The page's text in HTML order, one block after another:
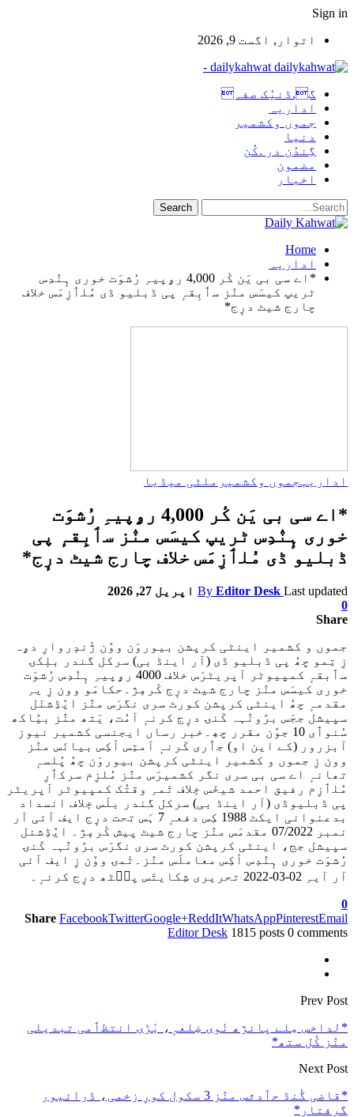
Sign in
اتوار, اگست 9, 2026
dailykahwat -
گ.ڈنیُک صفہ
اداریہ
جموں وکشمیر
دنیا
گِندُن در .کُن
مضمون
اخبار
Home
اداریہ
*اے سی بی یَن کٔر 4,000 رۄپیہِ رُشوَت خوری ہٕنٛدِس
ٹریپ کیسَس منٛز سٲبِقہٕ پی ڈبلیو ڈی مُلٲزِمَس خلاف
چارج شیٹ درٕج*
اداریہ جموں وکشمیر ملٹی میڈیا
*اے سی بی یَن کٔر 4,000 رۄپیہِ رُشوَت
خوری ہٕنٛدِس ٹریپ کیسَس منٛز سٲبِقہٕ پی
ڈبلیو ڈی مُلٲزِمَس خلاف چارج شیٹ درٕج*
By Editor Desk Last updated
اپریل 27, 2026
0
Share
جموں و کشمیر اینٹی کرپشن بیوروَن ووٚن ژٔندٕروارِ دۄہ
زِ تِمو چھُ پی ڈبلیو ڈی (آر اینڈ بی) سرکل گندر بلٕکۍ
سٲبقہٕ کمپیوٹر آپریٹرَس خلاف 4000 رۄپیہِ ہٕنٛدِس رُشوَت
خوری کیسَس منٛز چارج شیٹ درٕج کٔرمٕژ۔حکامَو وون زِ یہِ
مقدمہٕ چھُ اینٹی کرپشن کورٹ سری نگرَس منٛز ایٚڈِشنَل
سپیشل ججَس برٛونٛہہ کَنۍ درٕج کرنہٕ آمُت، یَتھ منٛز بیٛاکھ
سُنوٲی 10 جوٗن مقرر چھِ۔خبر رساں ایجنسی کشمیر نیوز
آبزرور (کے این او) جٲری کَرنہٕ آمتِس أکِس بیانَس منٛز
وون زِ جموں و کشمیر اینٹی کرپشن بیوروَن چھُ پُلسہٕ
تھانہٕ اے سی بی سری نگر کشمیرَس منٛز مُلزِم سرکٲرِ
مُلٲزِم رفیق احمد شیخَس خٕلاف تَمہِ وقتُک کمپیوٹر آپریٹر
پی ڈبلیوڈی (آر اینڈ بی) سرکل گندر بلَس خٕلاف انسداد
بدعنوانی ایکٹ 1988 کِس دفعہٕ 7 ہَس تحت درٕج ایف آئی آر
نمبر 07/2022 مقدمَس منٛز چارج شیٹ پیش کٔرمٕژ۔ ایٚڈِشنل
سپیشل جج، اینٹی کرپشن کورٹ سری نگرَس برٛونٛہہ کَنۍ
رُشوَت خوری ہٕنٛدِس أکِس معاملَس منٛز۔تٔمۍ ووٚن زِ ایف آئی
آر آیہِ 02-03-2022 تحریری شِکایتَس پٮ۪ٹھ درٕج کرنہٕ۔
0
Share FacebookTwitterGoogle+ReddItWhatsAppPinterestEmail
Editor Desk 1815 posts 0 comments
Prev Post
*لداخس مِلے پانژھ نٔوۍ ضِلعہٕ، بٔڑۍ انتظٲمی تبدیلی
منٛز کُل ستھ*
Next Post
*قاضی گُنڈ حٲدثس منٛز 3 سکول کورِ زخمی، ڈرائیور
گرفتار*